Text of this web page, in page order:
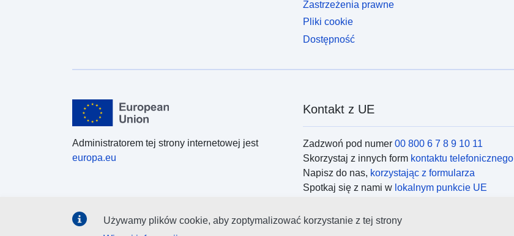
Zastrzeżenia prawne
Pliki cookie
Dostępność
Administratorem tej strony internetowej jest
europa.eu
Kontakt z UE
Zadzwoń pod numer 00 800 6 7 8 9 10 11
Skorzystaj z innych form kontaktu telefonicznego
Napisz do nas, korzystając z formularza
Spotkaj się z nami w lokalnym punkcie UE
Używamy plików cookie, aby zoptymalizować korzystanie z tej strony